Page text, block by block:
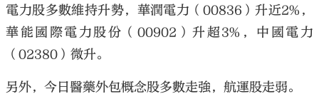
電力股多數維持升勢，華潤電力（00836）升近2%，
華能國際電力股份（00902）升超3%，中國電力
（02380）微升。
另外，今日醫藥外包概念股多數走強，航運股走弱。